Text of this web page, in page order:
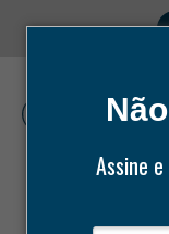
Assine